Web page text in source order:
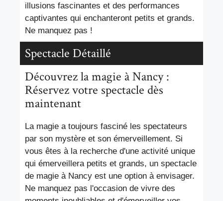
illusions fascinantes et des performances
captivantes qui enchanteront petits et grands.
Ne manquez pas !
Spectacle Détaillé
Découvrez la magie à Nancy :
Réservez votre spectacle dès
maintenant
La magie a toujours fasciné les spectateurs
par son mystère et son émerveillement. Si
vous êtes à la recherche d'une activité unique
qui émerveillera petits et grands, un spectacle
de magie à Nancy est une option à envisager.
Ne manquez pas l'occasion de vivre des